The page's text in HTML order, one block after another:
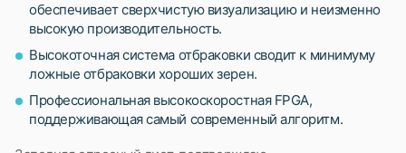
обеспечивает сверхчистую визуализацию и неизменно
высокую производительность.
Высокоточная система отбраковки сводит к минимуму
ложные отбраковки хороших зерен.
Профессиональная высокоскоростная FPGA,
поддерживающая самый современный алгоритм.